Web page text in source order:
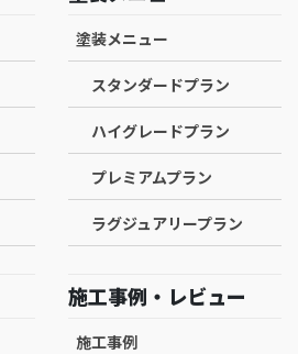
塗装メニュー
スタンダードプラン
ハイグレードプラン
プレミアムプラン
ラグジュアリープラン
施工事例・レビュー
施工事例